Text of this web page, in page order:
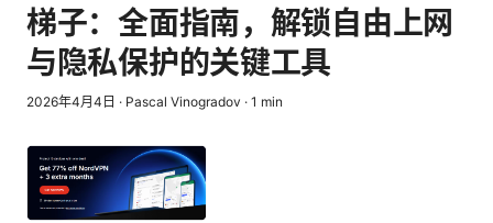
梯子：全面指南，解锁自由上网
与隐私保护的关键工具
2026年4月4日 · Pascal Vinogradov · 1 min